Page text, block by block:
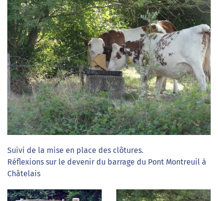
Suivi de la mise en place des clôtures.
Réflexions sur le devenir du barrage du Pont Montreuil à
Châtelais